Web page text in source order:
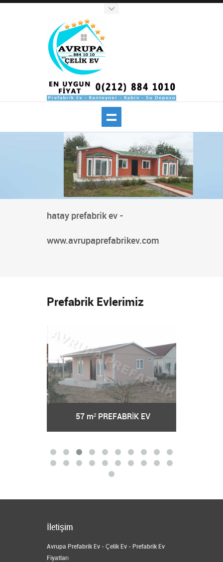
hatay prefabrik ev -
www.avrupaprefabrikev.com
Prefabrik Evlerimiz
57 m² PREFABRİK EV
İletişim
Avrupa Prefabrik Ev - Çelik Ev - Prefabrik Ev
Fiyatları